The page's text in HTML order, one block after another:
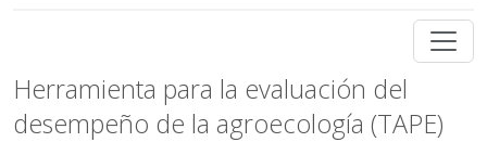
Herramienta para la evaluación del
desempeño de la agroecología (TAPE)